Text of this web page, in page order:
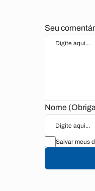
Seu
Nome
Salvar meus